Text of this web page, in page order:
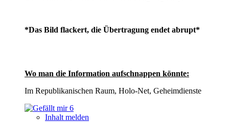
*Das Bild flackert, die Übertragung endet abrupt*
Wo man die Information aufschnappen könnte:
Im Republikanischen Raum, Holo-Net, Geheimdienste
6
Inhalt melden